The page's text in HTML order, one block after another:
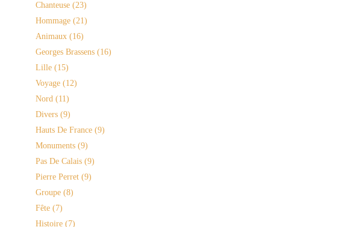
Chanteuse (23)
Hommage (21)
Animaux (16)
Georges Brassens (16)
Lille (15)
Voyage (12)
Nord (11)
Divers (9)
Hauts De France (9)
Monuments (9)
Pas De Calais (9)
Pierre Perret (9)
Groupe (8)
Fête (7)
Histoire (7)